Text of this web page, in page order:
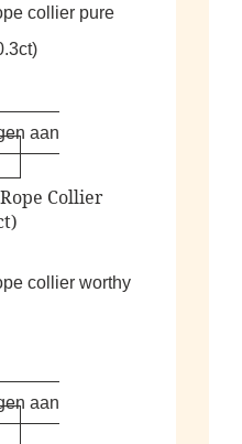
collier pure
aan
collier worthy
aan